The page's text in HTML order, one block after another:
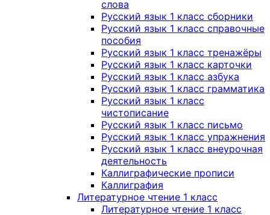
слова
Русский язык 1 класс сборники
Русский язык 1 класс справочные
пособия
Русский язык 1 класс тренажёры
Русский язык 1 класс карточки
Русский язык 1 класс азбука
Русский язык 1 класс грамматика
Русский язык 1 класс
чистописание
Русский язык 1 класс письмо
Русский язык 1 класс упражнения
Русский язык 1 класс внеурочная
деятельность
Каллиграфические прописи
Каллиграфия
Литературное чтение 1 класс
Литературное чтение 1 класс